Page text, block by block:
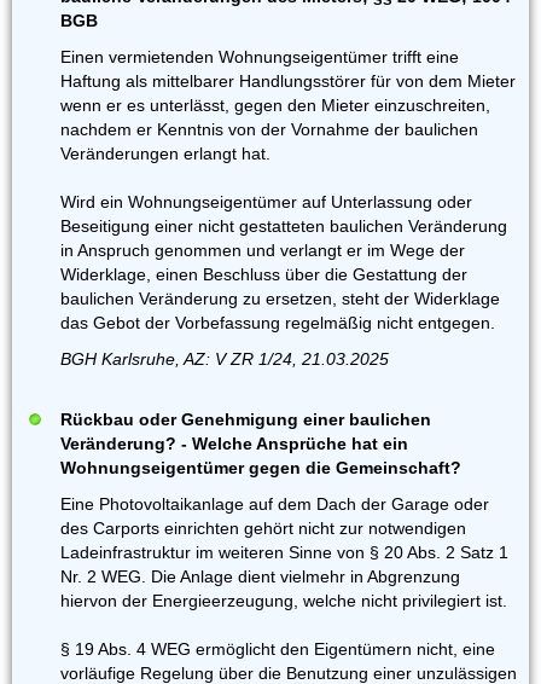
BGB
Einen vermietenden Wohnungseigentümer trifft eine
Haftung als mittelbarer Handlungsstörer für von dem Mieter
wenn er es unterlässt, gegen den Mieter einzuschreiten,
nachdem er Kenntnis von der Vornahme der baulichen
Veränderungen erlangt hat.
Wird ein Wohnungseigentümer auf Unterlassung oder
Beseitigung einer nicht gestatteten baulichen Veränderung
in Anspruch genommen und verlangt er im Wege der
Widerklage, einen Beschluss über die Gestattung der
baulichen Veränderung zu ersetzen, steht der Widerklage
das Gebot der Vorbefassung regelmäßig nicht entgegen.
BGH Karlsruhe, AZ: V ZR 1/24, 21.03.2025
Rückbau oder Genehmigung einer baulichen
Veränderung? - Welche Ansprüche hat ein
Wohnungseigentümer gegen die Gemeinschaft?
Eine Photovoltaikanlage auf dem Dach der Garage oder
des Carports einrichten gehört nicht zur notwendigen
Ladeinfrastruktur im weiteren Sinne von § 20 Abs. 2 Satz 1
Nr. 2 WEG. Die Anlage dient vielmehr in Abgrenzung
hiervon der Energieerzeugung, welche nicht privilegiert ist.
§ 19 Abs. 4 WEG ermöglicht den Eigentümern nicht, eine
vorläufige Regelung über die Benutzung einer unzulässigen